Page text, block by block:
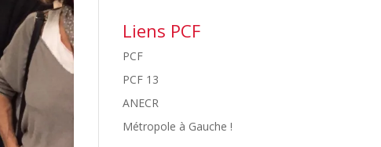
Liens PCF
PCF
PCF 13
ANECR
Métropole à Gauche !